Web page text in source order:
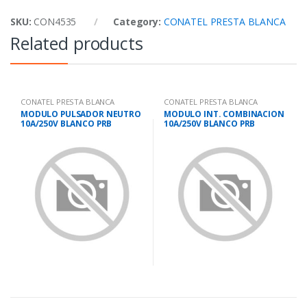
SKU: CON4535 Category: CONATEL PRESTA BLANCA
Related products
CONATEL PRESTA BLANCA
MODULO PULSADOR NEUTRO
10A/250V BLANCO PRB
CONATEL PRESTA BLANCA
MODULO INT. COMBINACION
10A/250V BLANCO PRB